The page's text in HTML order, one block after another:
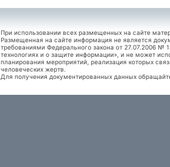
При использовании всех размещенных на сайте
Размещенная на сайте информация не является
требованиями Федерального закона от 27.07.2006
технологиях и о защите информации», и не может
планирования мероприятий, реализация которых
человеческих жертв.
Для получения документированных данных